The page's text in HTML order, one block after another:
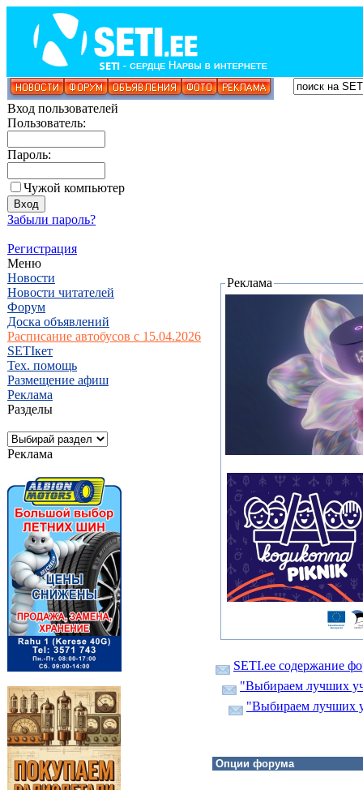
Вход пользователей
Пользователь:
Пароль:
Чужой компьютер
Забыли пароль?
Регистрация
Меню
Новости
Новости читателей
Форум
Доска объявлений
Расписание автобусов с 15.04.2026
SETIкет
Тех. помощь
Размещение афиш
Реклама
Разделы
Реклама
Реклама
SETI.ee содержание
"Выбираем лучших
"Выбираем лучших